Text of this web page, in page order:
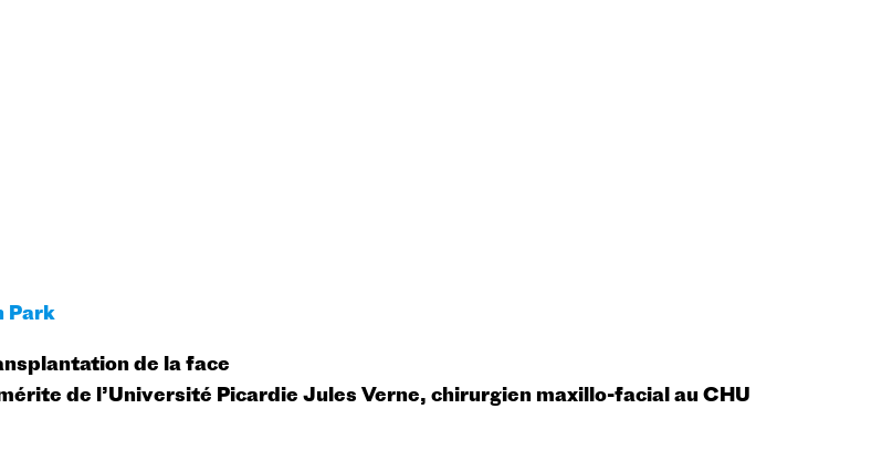
Park
de la face
de l’Université Picardie Jules Verne, chirurgien maxillo-facial au CHU